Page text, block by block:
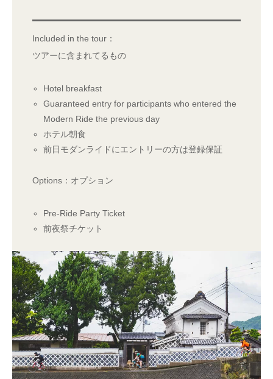
Included in the tour：
ツアーに含まれてるもの
Hotel breakfast
Guaranteed entry for participants who entered the
Modern Ride the previous day
ホテル朝食
前日モダンライドにエントリーの方は登録保証
Options：オプション
Pre-Ride Party Ticket
前夜祭チケット